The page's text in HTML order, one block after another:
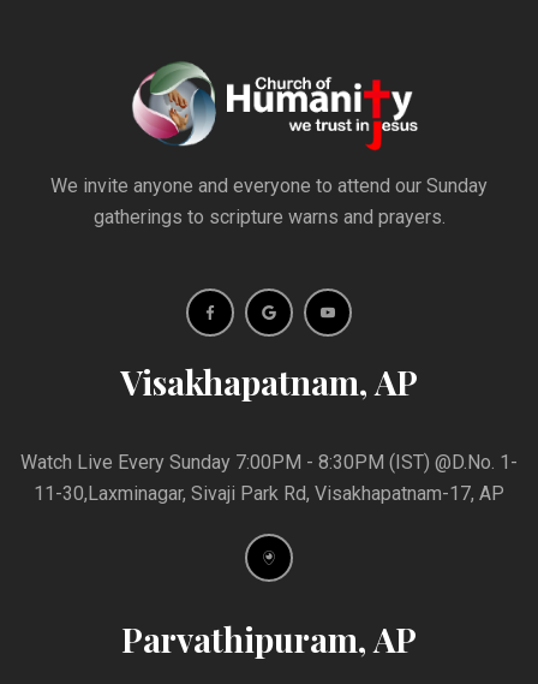
We invite anyone and everyone to attend our Sunday
gatherings to scripture warns and prayers.
Visakhapatnam, AP
Watch Live Every Sunday 7:00PM - 8:30PM (IST) @D.No. 1-
11-30,Laxminagar, Sivaji Park Rd, Visakhapatnam-17, AP
Parvathipuram, AP